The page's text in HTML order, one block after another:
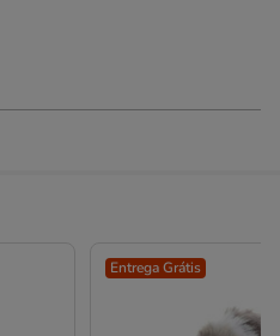
Entrega Grátis